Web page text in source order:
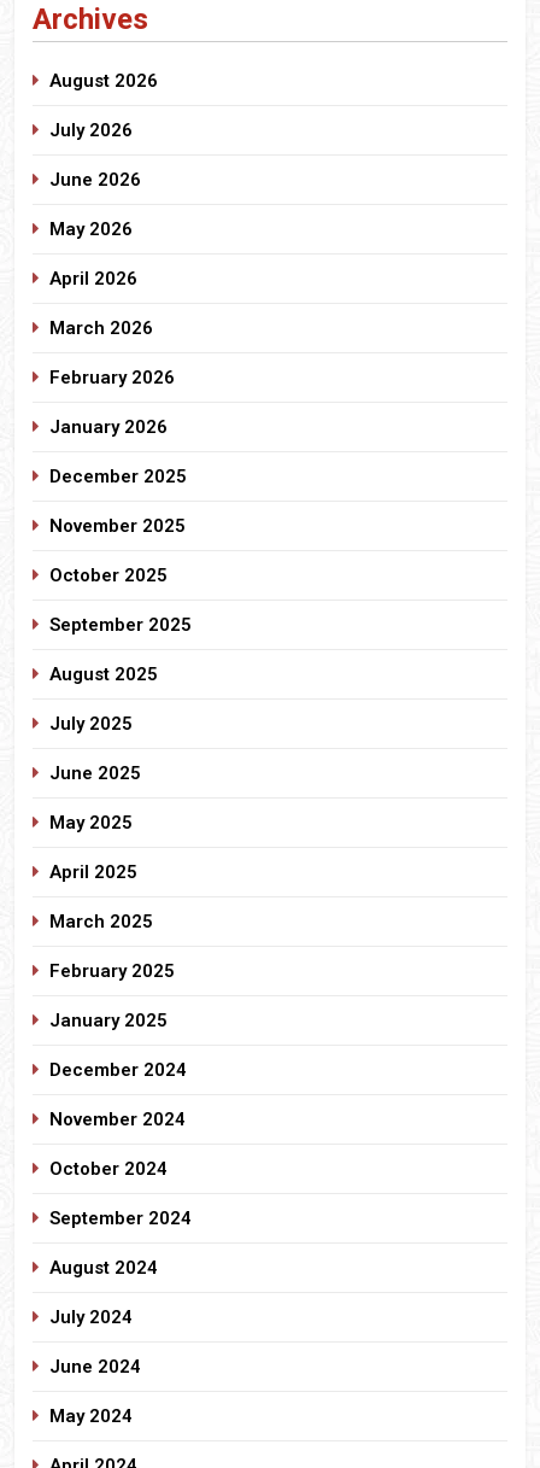
Archives
August 2026
July 2026
June 2026
May 2026
April 2026
March 2026
February 2026
January 2026
December 2025
November 2025
October 2025
September 2025
August 2025
July 2025
June 2025
May 2025
April 2025
March 2025
February 2025
January 2025
December 2024
November 2024
October 2024
September 2024
August 2024
July 2024
June 2024
May 2024